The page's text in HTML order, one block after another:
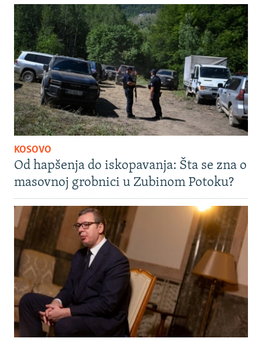
KOSOVO
Od hapšenja do iskopavanja: Šta se zna o
masovnoj grobnici u Zubinom Potoku?